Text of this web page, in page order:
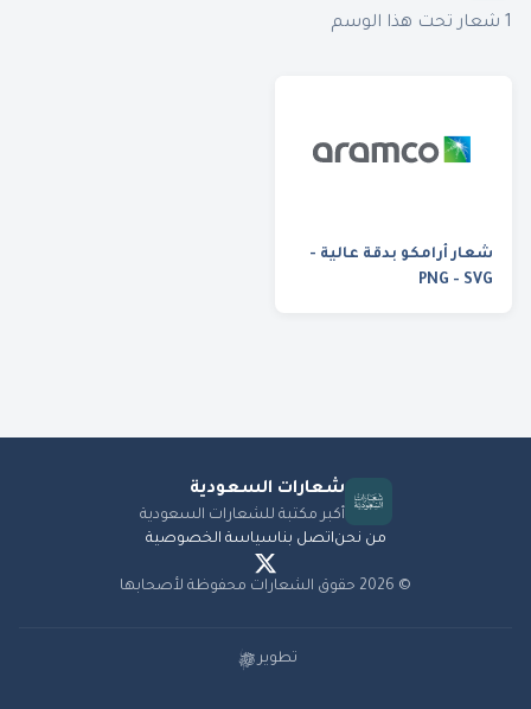
1 شعار تحت هذا الوسم
شعار أرامكو بدقة عالية -
PNG - SVG
شعارات السعودية
أكبر مكتبة للشعارات السعودية
من نحناتصل بناسياسة الخصوصية
©
2026 حقوق الشعارات محفوظة لأصحابها
تطوير